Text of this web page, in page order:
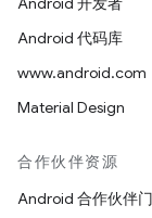
Android 代码库
www.android.com
Material Design
合作伙伴资源
Android 合作伙伴